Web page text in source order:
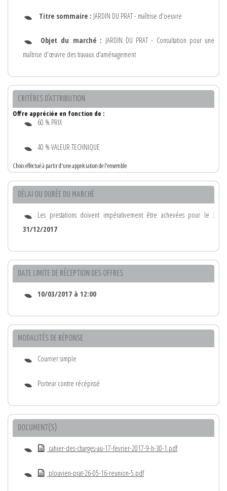
Titre sommaire : JARDIN DU PRAT - maîtrise d'oeuvre
Objet du marché : JARDIN DU PRAT - Consultation pour une
maîtrise d'œuvre des travaux d'aménagement
CRITÈRES D'ATTRIBUTION
Offre appréciée en fonction de :
60 % PRIX
40 % VALEUR TECHNIQUE
Choix effectué à partir d'une appréciation de l'ensemble
DÉLAI OU DURÉE DU MARCHÉ
Les prestations doivent impérativement être achevées pour le :
31/12/2017
DATE LIMITE DE RÉCEPTION DES OFFRES
10/03/2017 à 12:00
MODALITÉS DE RÉPONSE
Courrier simple
Porteur contre récépissé
DOCUMENT(S)
cahier-des-charges-au-17-fevrier-2017-9-h-30-1.pdf
plouvien-prat-26-05-16-reunion-5.pdf